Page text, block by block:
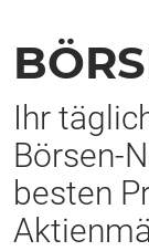
Ihr
Börsen-
besten